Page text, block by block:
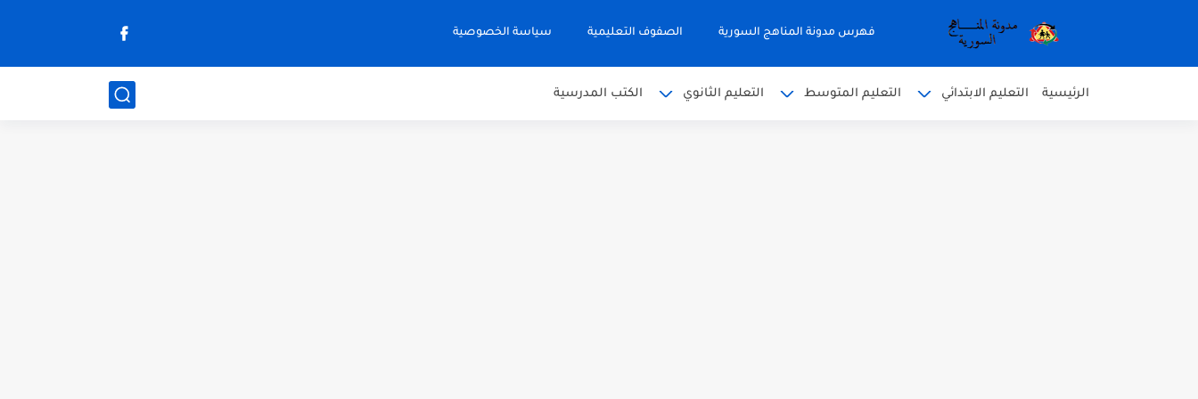
فهرس مدونة المناهج السورية الصفوف التعليمية سياسة الخصوصية
الرئيسية التعليم الابتدائي التعليم المتوسط التعليم الثانوي الكتب المدرسية